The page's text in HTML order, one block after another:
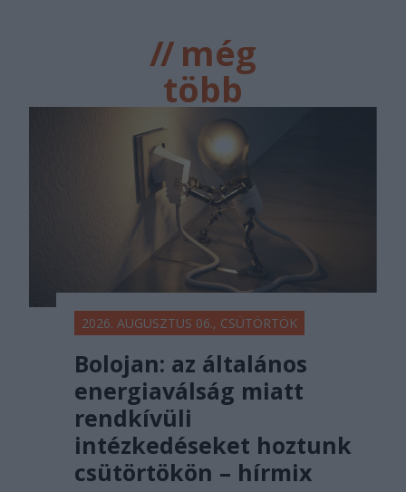
//még
több
főtér.ro
2026. AUGUSZTUS 06., CSÜTÖRTÖK
Bolojan: az általános
energiaválság miatt
rendkívüli
intézkedéseket hoztunk
csütörtökön – hírmix